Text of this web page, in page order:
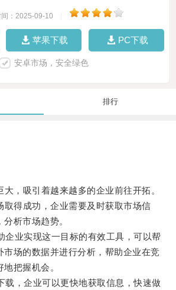
间：2025-09-10
苹果下载 PC下载
安卓市场，安全绿色
排行
吸引着越来越多的企业前往开拓。
得成功，企业需要及时获取市场信
析市场趋势。
业实现这一目标的有效工具，可以帮
市场的数据并进行分析，帮助企业在竞
把握机会。
，企业可以更快地获取信息，快速做